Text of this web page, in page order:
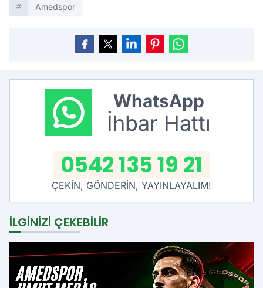
Amedspor
WhatsApp
İhbar Hattı
0542 135 19 21
ÇEKİN, GÖNDERİN, YAYINLAYALIM!
İLGINIZI ÇEKEBILIR